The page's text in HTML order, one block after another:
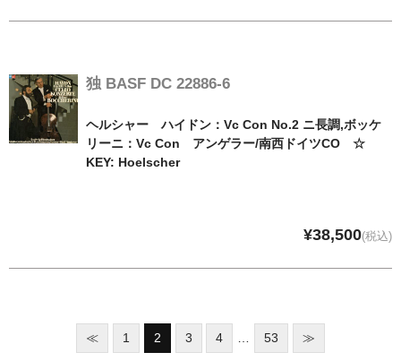
独 BASF DC 22886-6
ヘルシャー ハイドン：Vc Con No.2 ニ長調,ボッケ
リーニ：Vc Con アンゲラー/南西ドイツCO ☆
KEY: Hoelscher
¥38,500(税込)
≪ 1 2 3 4 … 53 ≫